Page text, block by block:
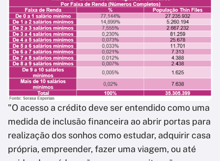
"O acesso a crédito deve ser entendido como uma
medida de inclusão financeira ao abrir portas para
realização dos sonhos como estudar, adquirir casa
própria, empreender, fazer uma viagem, ou até